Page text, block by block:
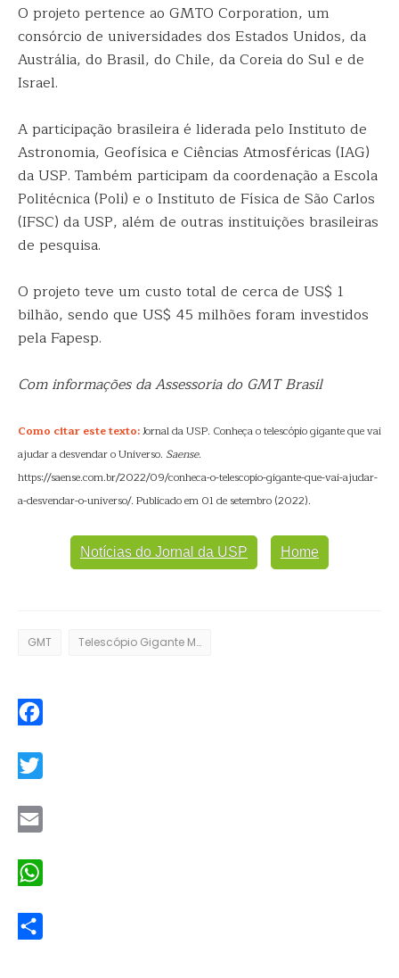
O projeto pertence ao GMTO Corporation, um
consórcio de universidades dos Estados Unidos, da
Austrália, do Brasil, do Chile, da Coreia do Sul e de
Israel.
A participação brasileira é liderada pelo Instituto de
Astronomia, Geofísica e Ciências Atmosféricas (IAG)
da USP. Também participam da coordenação a Escola
Politécnica (Poli) e o Instituto de Física de São Carlos
(IFSC) da USP, além de outras instituições brasileiras
de pesquisa.
O projeto teve um custo total de cerca de US$ 1
bilhão, sendo que US$ 45 milhões foram investidos
pela Fapesp.
Com informações da Assessoria do GMT Brasil
Como citar este texto:Jornal da USP. Conheça o telescópio gigante que vai
ajudar a desvendar o Universo. Saense.
https://saense.com.br/2022/09/conheca-o-telescopio-gigante-que-vai-ajudar-
a-desvendar-o-universo/. Publicado em 01 de setembro (2022).
Notícias do Jornal da USP Home
GMT Telescópio Gigante Magalhães